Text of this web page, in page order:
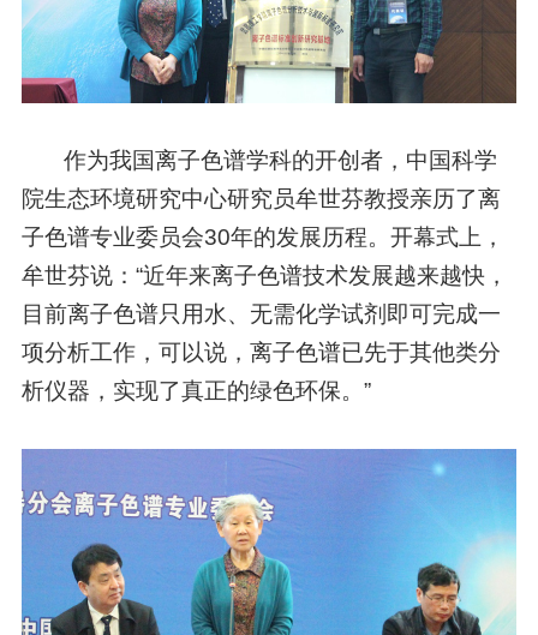
作为我国离子色谱学科的开创者，中国科学
院生态环境研究中心研究员牟世芬教授亲历了离
子色谱专业委员会30年的发展历程。开幕式上，
牟世芬说：“近年来离子色谱技术发展越来越快，
目前离子色谱只用水、无需化学试剂即可完成一
项分析工作，可以说，离子色谱已先于其他类分
析仪器，实现了真正的绿色环保。”